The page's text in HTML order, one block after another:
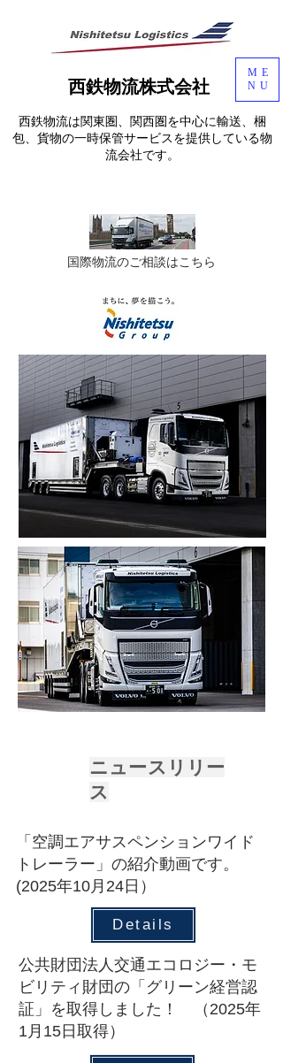
ME
NU
西鉄物流株式会社
西鉄物流は関東圏、関西圏を中心に輸送、梱
包、貨物の一時保管サービスを提供している物
流会社です。
​国際物流のご相談はこちら
​ニュースリリー
ス
​「空調エアサスペンションワイド
トレーラー」の紹介動画です。
(2025年10月24日）
Details
​公共財団法人交通エコロジー・モ
ビリティ財団の「グリーン経営認
証」を取得しました！ （2025年
1月15日取得）